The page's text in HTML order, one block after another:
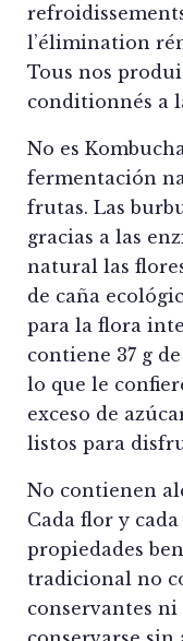
l’élimination
Tous nos
conditionnés a
No es
fermentación
frutas. Las
gracias a las
natural las
de caña
para la flora
contiene 37 g
lo que le
exceso de
listos para
No contienen
Cada flor y
propiedades
tradicional no
conservantes ni